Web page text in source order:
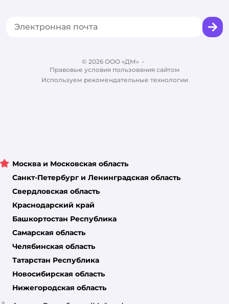
Блог
Корм для собак
© 2026 ООО «ДМ» •
Правовые условия пользования сайтом
Используем рекомендательные технологии
Москва и Московская область
Санкт-Петербург и Ленинградская область
Свердловская область
Краснодарский край
Башкортостан Республика
Самарская область
Челябинская область
Татарстан Республика
Новосибирская область
Нижегородская область